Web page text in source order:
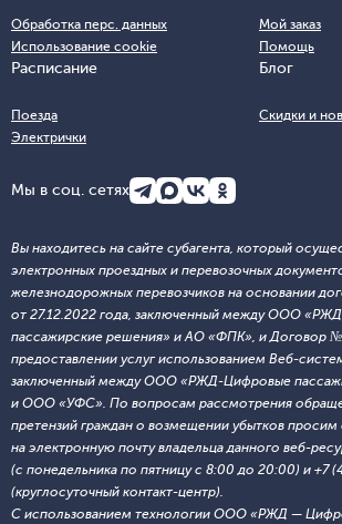
Обработка перс. данных
Использование cookie
Мой заказ
Помощь
Расписание
Поезда
Электрички
Блог
Скидки и
Мы в соц. сетях
Вы находитесь на сайте субагента, который
электронных проездных и перевозочных
железнодорожных перевозчиков на основании
от 27.12.2022 года, заключенный между ООО
пассажирские решения» и АО «ФПК», и Договор
предоставлении услуг использованием Веб-
заключенный между ООО «РЖД-Цифровые
и ООО «УФС». По вопросам рассмотрения
претензий граждан о возмещении убытков просим
на электронную почту владельца данного веб-
(с понедельника по пятницу с 8:00 до 20:00) и +7
(круглосуточный контакт-центр).
С использованием технологии ООО «РЖД —